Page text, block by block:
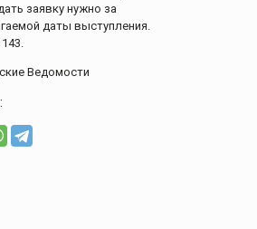
заявку нужно за
даты выступления.
Ведомости